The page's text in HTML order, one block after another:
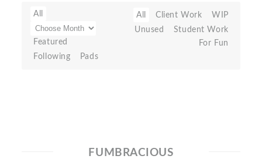
All
Featured
Following
Pads
All Client Work
WIP
Unused
Student Work
For Fun
FUMBRACIOUS